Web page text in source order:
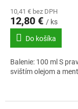
10,41 € bez DPH
12,80 € / ks
Do košíka
Balenie: 100 ml S
svištím olejom a